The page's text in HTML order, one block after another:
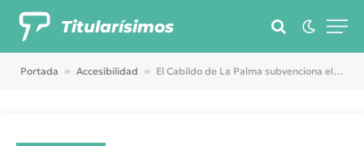
Titularísimos
Portada » Accesibilidad » El Cabildo de La Palma subvenciona el programa de apoyo a la vida independiente de Plena inclusión Canarias